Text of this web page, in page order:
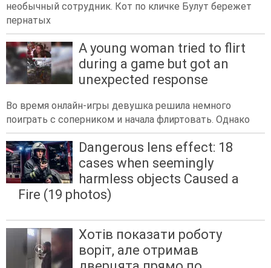
необычный сотрудник. Кот по кличке Булут бережет
пернатых
A young woman tried to flirt
during a game but got an
unexpected response
Во время онлайн-игры девушка решила немного
поиграть с соперником и начала флиртовать. Однако
Dangerous lens effect: 18
cases when seemingly
harmless objects Caused a
Fire (19 photos)
Хотів показати роботу
воріт, але отримав